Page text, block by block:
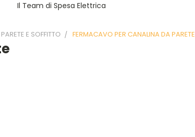
Il Team di Spesa Elettrica
E SOFFITTO FERMACAVO PER CANALINA DA PARETE